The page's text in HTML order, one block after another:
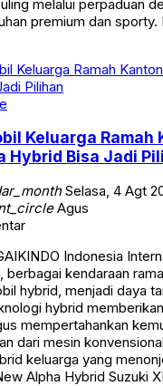
melalui perpaduan
premium dan sporty.
Keluarga Ramah
Hybrid Bisa Jadi
Selasa, 4 Agt
Agus
Indonesia
berbagai kendaraan
hybrid, menjadi daya
hybrid
mempertahankan
dari mesin
keluarga yang
Alpha Hybrid Suzuki